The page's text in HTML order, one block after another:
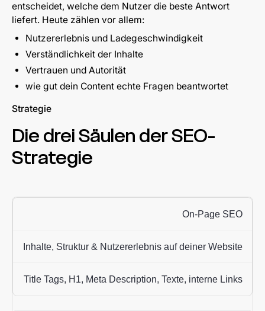
entscheidet, welche dem Nutzer die beste Antwort
liefert. Heute zählen vor allem:
Nutzererlebnis und Ladegeschwindigkeit
Verständlichkeit der Inhalte
Vertrauen und Autorität
wie gut dein Content echte Fragen beantwortet
Strategie
Die drei Säulen der SEO-
Strategie
On-Page SEO
Inhalte, Struktur & Nutzererlebnis auf deiner Website
Title Tags, H1, Meta Description, Texte, interne Links